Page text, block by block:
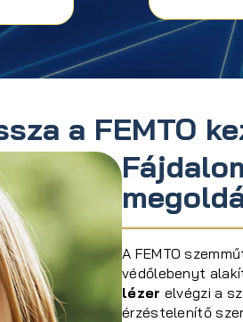
a FEMTO
A FEMTO
védőlebenyt
lézer elvégzi a
érzéstelenítő